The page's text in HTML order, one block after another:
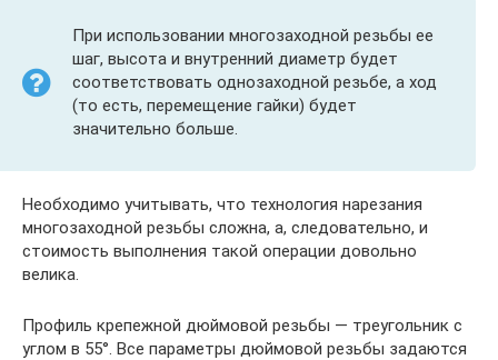
При использовании многозаходной резьбы ее
шаг, высота и внутренний диаметр будет
соответствовать однозаходной резьбе, а ход
(то есть, перемещение гайки) будет
значительно больше.
Необходимо учитывать, что технология нарезания
многозаходной резьбы сложна, а, следовательно, и
стоимость выполнения такой операции довольно
велика.
Профиль крепежной дюймовой резьбы — треугольник с
углом в 55°. Все параметры дюймовой резьбы задаются